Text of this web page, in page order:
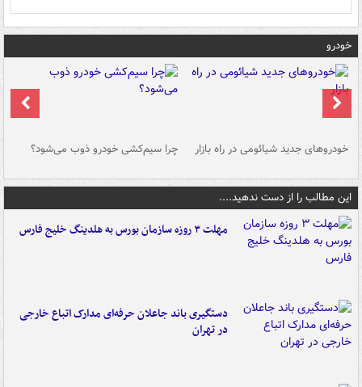
خودرو
خودروهای جدید شیائومی در راه بازار چرا سیم‌کشی خودرو ذوب می‌شود؟
این مطالب را از دست ندهید....
مهلت ۳ روزه سازمان بورس به هلدینگ خلیج فارس
دستگیری باند جاعلان حرفه‌ای مدارک اتباع خارجی
در تهران